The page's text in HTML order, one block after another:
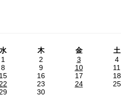
水 木 金
土
1
2 3
4
8 9 10
11
15 16 17
18
23 24
25
30